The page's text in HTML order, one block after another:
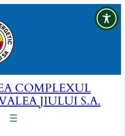
COMPLEXUL
JIULUI S.A.